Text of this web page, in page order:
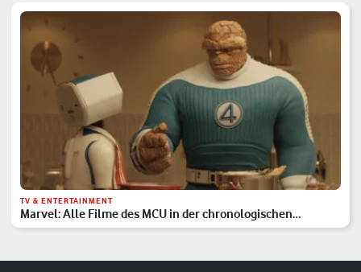
TV & ENTERTAINMENT
Marvel: Alle Filme des MCU in der chronologischen
Reihenfolge